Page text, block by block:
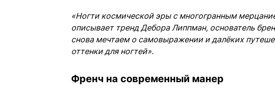
«Ногти космической эры с многогранным
описывает тренд Дебора Липпман, основатель
снова мечтаем о самовыражении и далёких
оттенки для ногтей».
Френч на современный манер